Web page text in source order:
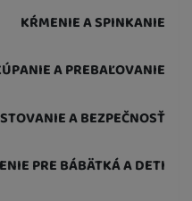
KŔMENIE A SPINKANIE
A PREBAĽOVANIE
A BEZPEČNOSŤ
PRE BÁBÄTKÁ A DETI